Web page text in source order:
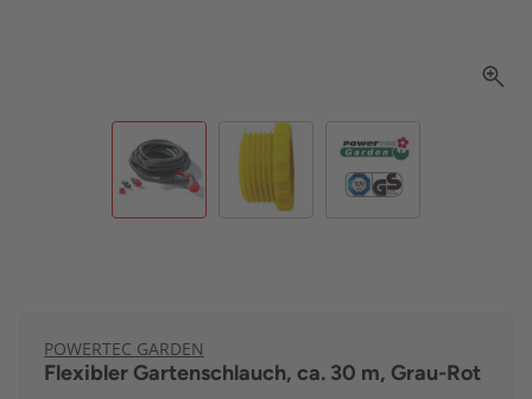
POWERTEC GARDEN
Flexibler Gartenschlauch, ca. 30 m, Grau-Rot